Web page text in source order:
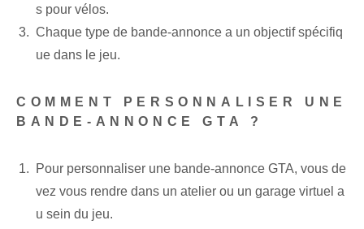
s pour vélos.
Chaque type de bande-annonce a un objectif spécifiq
ue dans le jeu.
COMMENT PERSONNALISER UNE
BANDE-ANNONCE GTA ?
Pour personnaliser une bande-annonce GTA, vous de
vez vous rendre dans un atelier ou un garage virtuel a
u sein du jeu.